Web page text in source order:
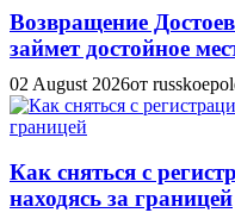
Возвращение
займет достойное
02 August 2026от
Как сняться с
находясь за границей